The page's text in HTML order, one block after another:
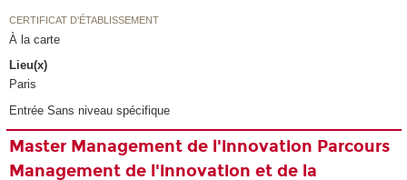
CERTIFICAT D'ÉTABLISSEMENT
À la carte
Lieu(x)
Paris
Entrée Sans niveau spécifique
Master Management de l'innovation Parcours
Management de l'innovation et de la